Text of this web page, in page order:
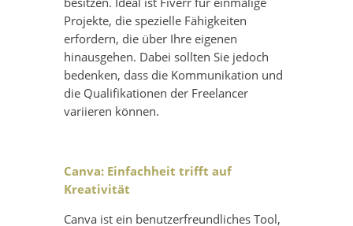
Projekte, die spezielle Fähigkeiten
erfordern, die über Ihre eigenen
hinausgehen. Dabei sollten Sie jedoch
bedenken, dass die Kommunikation und
die Qualifikationen der Freelancer
variieren können.
Canva: Einfachheit trifft auf
Kreativität
Canva ist ein benutzerfreundliches Tool,